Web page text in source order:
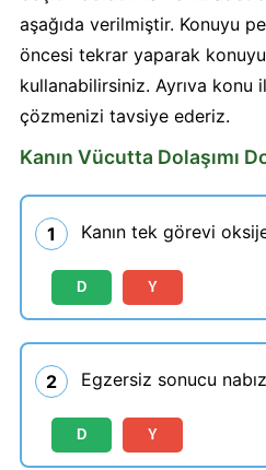
aşağıda verilmiştir. Konuyu
öncesi tekrar yaparak konuyu
kullanabilirsiniz. Ayrıva konu
çözmenizi tavsiye ederiz.
Kanın Vücutta Dolaşımı
1 Kanın tek görevi
D Y
2 Egzersiz sonucu
D Y